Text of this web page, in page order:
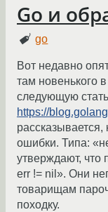
Go и
go
Вот недавно
там новенького
следующую
https://
рассказывается,
ошибки. Типа:
утверждают, что
err != nil». Они
товарищам
походку.